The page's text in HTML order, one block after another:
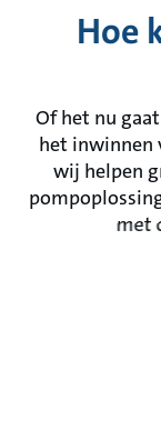
Hoe
Of het nu
het inwinnen
wij helpen
met